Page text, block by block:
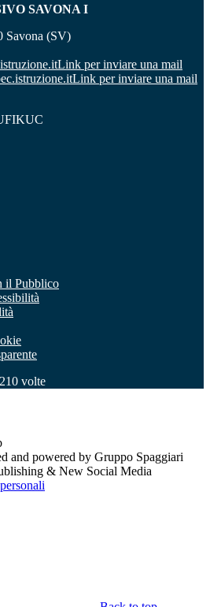
SAVONA I
Savona (SV)
Link per inviare una mail
Link per inviare una mail
il Pubblico
volte
and powered by Gruppo Spaggiari
& New Social Media